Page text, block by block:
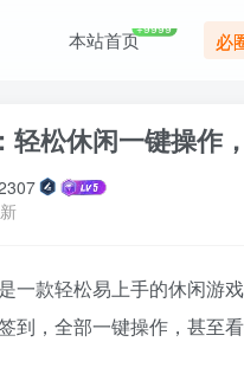
本站首页+9999
必
轻松休闲一键操作
一款轻松易上手的休闲
到，全部一键操作，甚至